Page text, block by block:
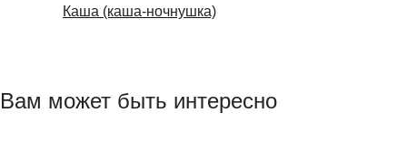
Каша (каша-ночнушка)
Вам может быть интересно